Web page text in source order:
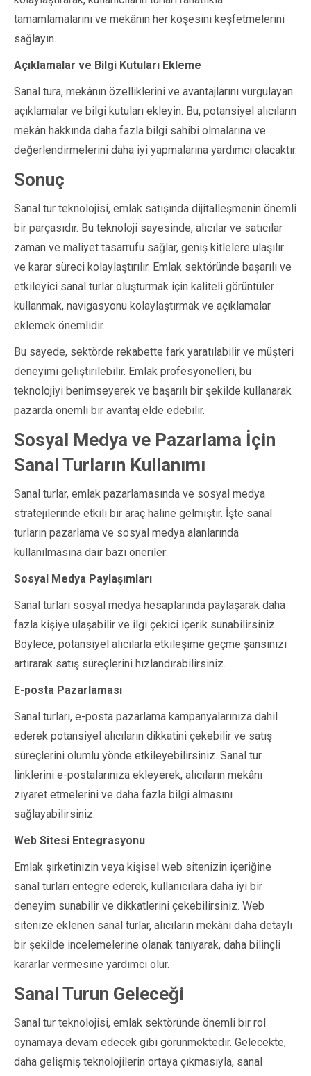
tamamlamalarını ve mekânın her köşesini keşfetmelerini
sağlayın.
Açıklamalar ve Bilgi Kutuları Ekleme
Sanal tura, mekânın özelliklerini ve avantajlarını vurgulayan
açıklamalar ve bilgi kutuları ekleyin. Bu, potansiyel alıcıların
mekân hakkında daha fazla bilgi sahibi olmalarına ve
değerlendirmelerini daha iyi yapmalarına yardımcı olacaktır.
Sonuç
Sanal tur teknolojisi, emlak satışında dijitalleşmenin önemli
bir parçasıdır. Bu teknoloji sayesinde, alıcılar ve satıcılar
zaman ve maliyet tasarrufu sağlar, geniş kitlelere ulaşılır
ve karar süreci kolaylaştırılır. Emlak sektöründe başarılı ve
etkileyici sanal turlar oluşturmak için kaliteli görüntüler
kullanmak, navigasyonu kolaylaştırmak ve açıklamalar
eklemek önemlidir.
Bu sayede, sektörde rekabette fark yaratılabilir ve müşteri
deneyimi geliştirilebilir. Emlak profesyonelleri, bu
teknolojiyi benimseyerek ve başarılı bir şekilde kullanarak
pazarda önemli bir avantaj elde edebilir.
Sosyal Medya ve Pazarlama İçin
Sanal Turların Kullanımı
Sanal turlar, emlak pazarlamasında ve sosyal medya
stratejilerinde etkili bir araç haline gelmiştir. İşte sanal
turların pazarlama ve sosyal medya alanlarında
kullanılmasına dair bazı öneriler:
Sosyal Medya Paylaşımları
Sanal turları sosyal medya hesaplarında paylaşarak daha
fazla kişiye ulaşabilir ve ilgi çekici içerik sunabilirsiniz.
Böylece, potansiyel alıcılarla etkileşime geçme şansınızı
artırarak satış süreçlerini hızlandırabilirsiniz.
E-posta Pazarlaması
Sanal turları, e-posta pazarlama kampanyalarınıza dahil
ederek potansiyel alıcıların dikkatini çekebilir ve satış
süreçlerini olumlu yönde etkileyebilirsiniz. Sanal tur
linklerini e-postalarınıza ekleyerek, alıcıların mekânı
ziyaret etmelerini ve daha fazla bilgi almasını
sağlayabilirsiniz.
Web Sitesi Entegrasyonu
Emlak şirketinizin veya kişisel web sitenizin içeriğine
sanal turları entegre ederek, kullanıcılara daha iyi bir
deneyim sunabilir ve dikkatlerini çekebilirsiniz. Web
sitenize eklenen sanal turlar, alıcıların mekânı daha detaylı
bir şekilde incelemelerine olanak tanıyarak, daha bilinçli
kararlar vermesine yardımcı olur.
Sanal Turun Geleceği
Sanal tur teknolojisi, emlak sektöründe önemli bir rol
oynamaya devam edecek gibi görünmektedir. Gelecekte,
daha gelişmiş teknolojilerin ortaya çıkmasıyla, sanal